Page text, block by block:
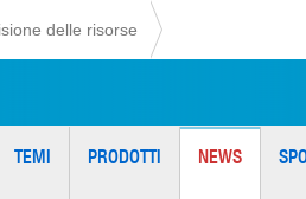
delle risorse
TEMI PRODOTTI NEWS